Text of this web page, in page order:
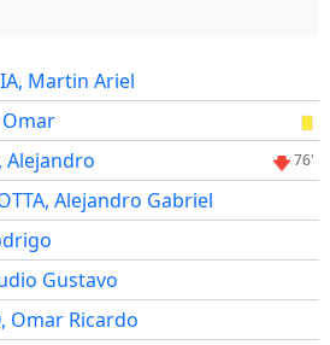
Martin Ariel
Omar
Alejandro 76'
Alejandro Gabriel
Gustavo
Omar Ricardo